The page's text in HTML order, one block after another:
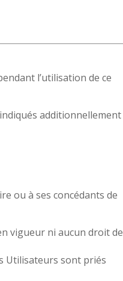
l’utilisation de ce
additionnellement
ou à ses concédants de
vigueur ni aucun droit de
Utilisateurs sont priés